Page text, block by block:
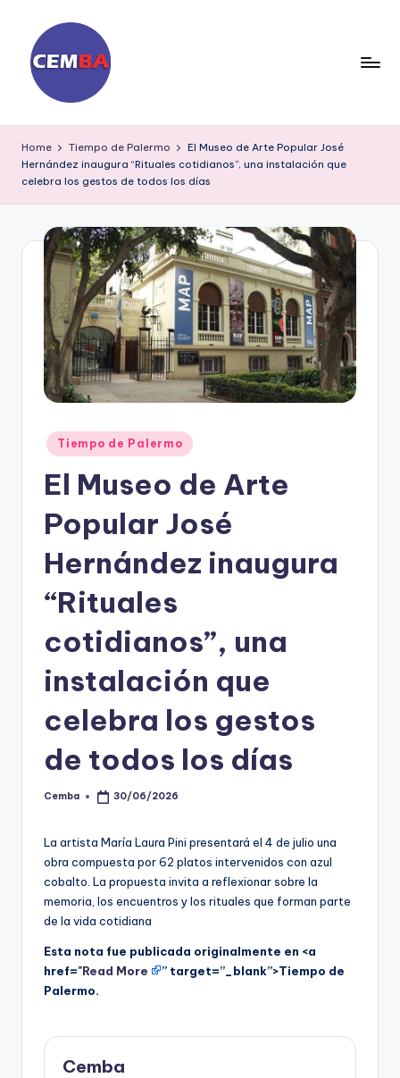
content
ia
ri
o
C
E
M
B
A
Home Tiempo de Palermo
El Museo de Arte Popular José
Hernández inaugura “Rituales cotidianos”, una instalación que
celebra los gestos de todos los días
Posted
in
Tiempo de Palermo
El Museo de Arte
Popular José
Hernández inaugura
“Rituales
cotidianos”, una
instalación que
celebra los gestos
de todos los días
Posted
Cemba 30/06/2026
La artista María Laura Pini presentará el 4 de julio una
obra compuesta por 62 platos intervenidos con azul
cobalto. La propuesta invita a reflexionar sobre la
memoria, los encuentros y los rituales que forman parte
de la vida cotidiana
Esta nota fue publicada originalmente en <a
href="Read More
” target=”_blank”>Tiempo de
Palermo.
Cemba